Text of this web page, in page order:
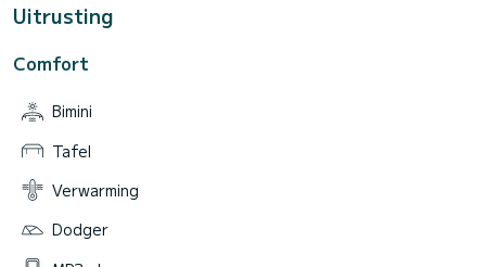
Uitrusting
Comfort
Bimini
Tafel
Verwarming
Dodger